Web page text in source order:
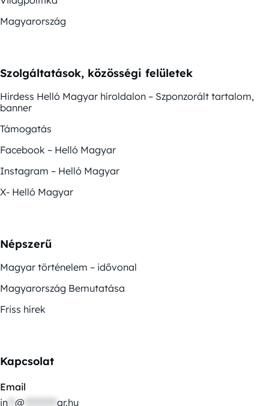
Magyarország
Szolgáltatások, közösségi felületek
Hirdess Helló Magyar híroldalon – Szponzorált tartalom,
banner
Támogatás
Facebook – Helló Magyar
Instagram – Helló Magyar
X- Helló Magyar
Népszerű
Magyar történelem – idővonal
Magyarország Bemutatása
Friss hírek
Kapcsolat
Email
in @ ar.hu